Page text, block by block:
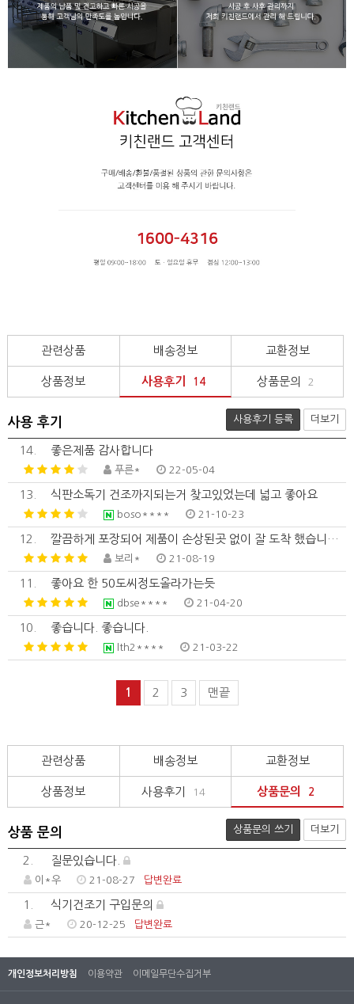
관련상품 배송정보 교환정보
상품정보 사용후기 14 상품문의 2
사용 후기 사용후기 등록 더보기
14. 좋은제품 감사합니다
푸른* 22-05-04
13. 식판소독기 건조까지되는거 찾고있었는데 넓고 좋아요
boso**** 21-10-23
12. 깔끔하게 포장되어 제품이 손상된곳 없이 잘 도착 했습니다.
보리* 21-08-19
11. 좋아요 한 50도씨정도올라가는듯
dbse**** 21-04-20
10. 좋습니다. 좋습니다.
lth2**** 21-03-22
1 2 3 맨끝
관련상품 배송정보 교환정보
상품정보 사용후기 14 상품문의 2
상품 문의 상품문의 쓰기 더보기
2. 질문있습니다.
이*우 21-08-27 답변완료
1. 식기건조기 구입문의
근* 20-12-25 답변완료
개인정보처리방침 이용약관 이메일무단수집거부